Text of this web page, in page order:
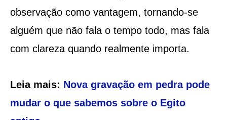
observação como vantagem, tornando-se
alguém que não fala o tempo todo, mas fala
com clareza quando realmente importa.
Leia mais: Nova gravação em pedra pode
mudar o que sabemos sobre o Egito